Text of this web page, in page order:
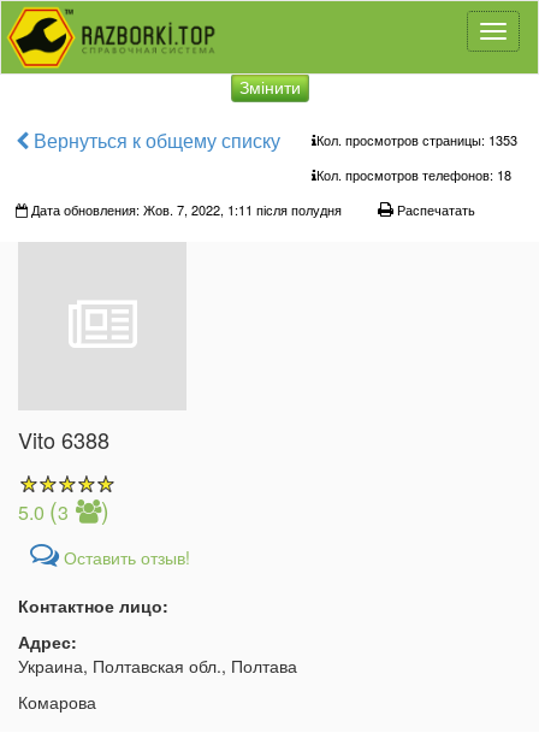
Змінити
Вернуться к общему списку
Кол. просмотров страницы: 1353
Кол. просмотров телефонов: 18
Дата обновления: Жов. 7, 2022, 1:11 після полудня
Распечатать
Vito 6388
5.0 (3 )
Оставить отзыв!
Контактное лицо:
Адрес:
Украина, Полтавская обл., Полтава
Комарова